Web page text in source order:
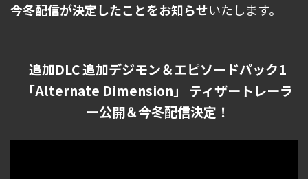
今冬配信が決定したことをお知らせいたします。
追加DLC 追加デジモン＆エピソードパック1
「Alternate Dimension」 ティザートレーラ
ー公開＆今冬配信決定！